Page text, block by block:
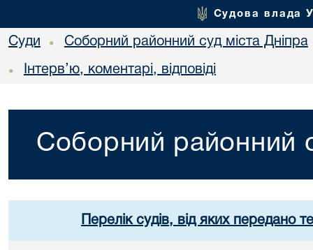
Судова влада
Суди • Соборний районний суд міста Дніпра
• Інтерв’ю, коментарі, відповіді
Соборний районний
Перелік судів, від яких передано